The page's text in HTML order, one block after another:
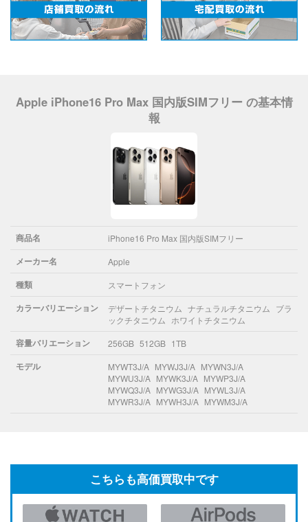
Apple iPhone16 Pro Max 国内版SIMフリー の基本情
報
商品名 iPhone16 Pro Max 国内版SIMフリー
メーカー名 Apple
種類 スマートフォン
カラーバリエーション デザートチタニウム ナチュラルチタニウム
ブラ
ックチタニウム
ホワイトチタニウム
容量バリエーション 256GB 512GB 1TB
モデル MYWT3J/A MYWJ3J/A MYWN3J/A
MYWU3J/A MYWK3J/A MYWP3J/A
MYWQ3J/A MYWG3J/A MYWL3J/A
MYWR3J/A MYWH3J/A MYWM3J/A
こちらも高価買取中です